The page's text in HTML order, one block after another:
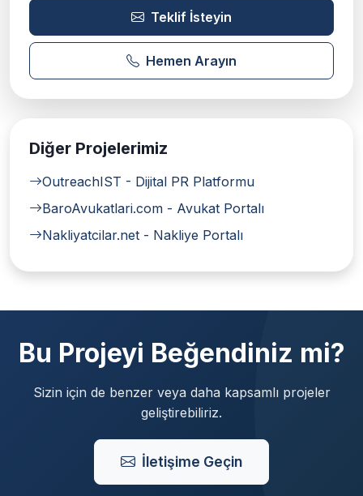
Teklif İsteyin
Hemen Arayın
Diğer Projelerimiz
OutreachIST - Dijital PR Platformu
BaroAvukatlari.com - Avukat Portalı
Nakliyatcilar.net - Nakliye Portalı
Bu Projeyi Beğendiniz mi?
Sizin için de benzer veya daha kapsamlı projeler
geliştirebiliriz.
İletişime Geçin